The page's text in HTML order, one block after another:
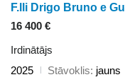
F.lli Drigo Bruno e
16 400 €
Irdinātājs
2025
Stāvoklis jauns